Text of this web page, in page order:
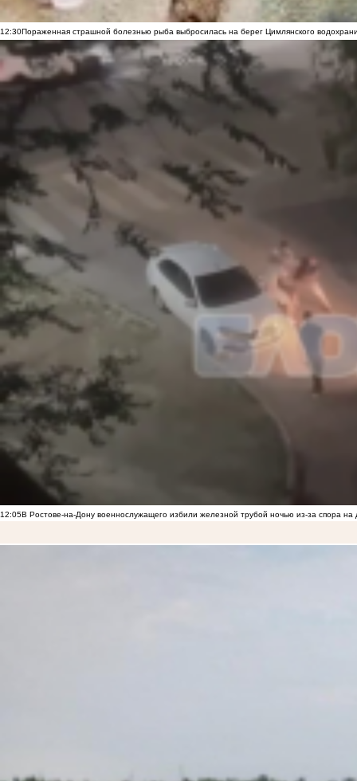
12:30Пораженная страшной болезнью рыба выбросилась на берег Цимлянского
12:05В Ростове-на-Дону военнослужащего избили железной трубой ночью из-за спора на